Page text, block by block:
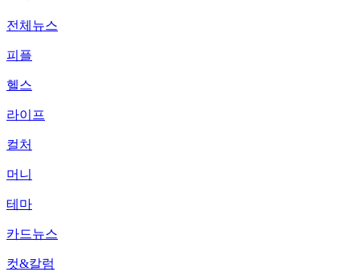
전체뉴스
피플
헬스
라이프
컬처
머니
테마
카드뉴스
컷&칼럼